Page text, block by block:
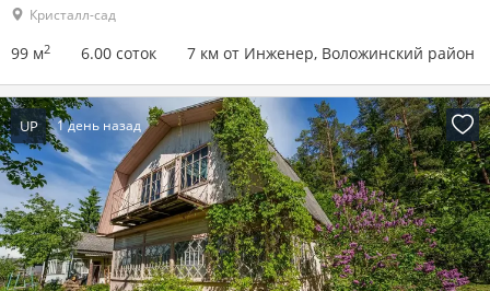
Кристалл-сад
99 м2 6.00 соток 7 км от Инженер, Воложинский район
UP 1 день назад